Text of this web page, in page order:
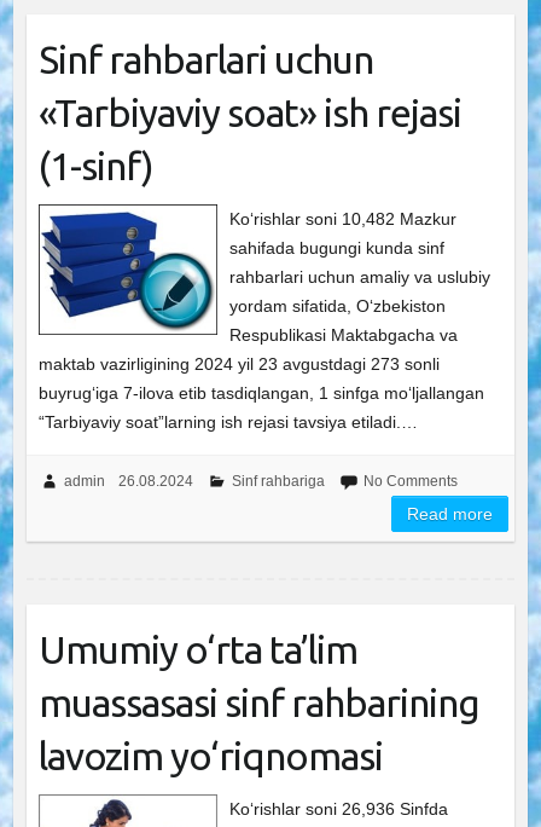
Sinf rahbarlari uchun
«Tarbiyaviy soat» ish rejasi
(1-sinf)
Ko‘rishlar soni 10,482 Mazkur
sahifada bugungi kunda sinf
rahbarlari uchun amaliy va uslubiy
yordam sifatida, O‘zbekiston
Respublikasi Maktabgacha va
maktab vazirligining 2024 yil 23 avgustdagi 273 sonli
buyrug‘iga 7-ilova etib tasdiqlangan, 1 sinfga mo‘ljallangan
“Tarbiyaviy soat”larning ish rejasi tavsiya etiladi.…
admin 26.08.2024 Sinf rahbariga No Comments
Read more
Umumiy o‘rta ta’lim
muassasasi sinf rahbarining
lavozim yo‘riqnomasi
Ko‘rishlar soni 26,936 Sinfda